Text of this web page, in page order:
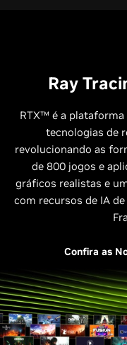
1440p, Max
Reconstruction on 40
Multi Frame Gen (4X
Ray
RTX™ é a
tecnologias de
revolucionando as
de 800 jogos e
gráficos realistas e
com recursos de IA
Confira as